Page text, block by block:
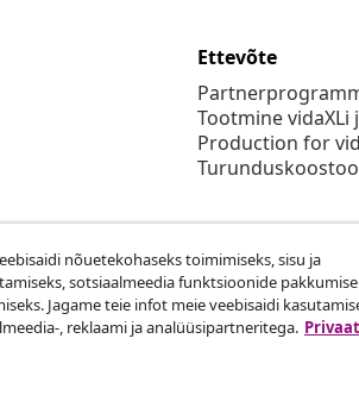
Ettevõte
Tootmine vidaXLi
Production for
Turunduskoostoo
nõuetekohaseks toimimiseks, sisu ja
sotsiaalmeedia funktsioonide
Jagame teie infot meie veebisaidi
, reklaami ja analüüsipartneritega.